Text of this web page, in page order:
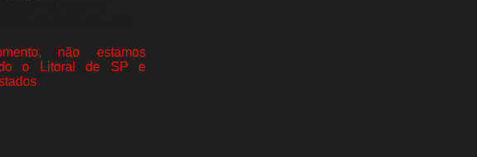
não estamos
o Litoral de SP e